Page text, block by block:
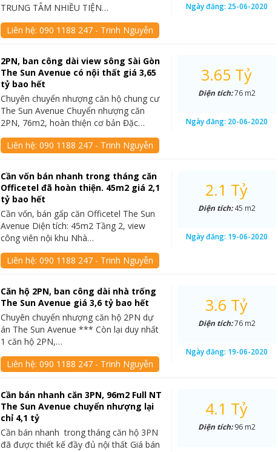
TRUNG TÂM NHIỀU TIỆN…
Liên hệ:090 1188 247 - Trinh Nguyễn
Ngày đăng: 25-06-2020
2PN, ban công dài view sông Sài Gòn
The Sun Avenue có nội thất giá 3,65
tỷ bao hết
Chuyên chuyển nhượng căn hộ chung cư
The Sun Avenue Chuyển nhượng căn
2PN, 76m2, hoàn thiện cơ bản Đặc…
Liên hệ:090 1188 247 - Trinh Nguyễn
3.65 Tỷ
Diện tích:76 m2
Ngày đăng: 20-06-2020
Cần vốn bán nhanh trong tháng căn
Officetel đã hoàn thiện. 45m2 giá 2,1
tỷ bao hết
Cần vốn, bán gấp căn Officetel The Sun
Avenue Diện tích: 45m2 Tầng 2, view
công viên nội khu Nhà…
Liên hệ:090 1188 247 - Trinh Nguyễn
2.1 Tỷ
Diện tích:45 m2
Ngày đăng: 19-06-2020
Căn hộ 2PN, ban công dài nhà trống
The Sun Avenue giá 3,6 tỷ bao hết
Chuyên chuyển nhượng căn hộ 2PN dự
án The Sun Avenue *** Còn lại duy nhất
1 căn hộ 2PN,…
Liên hệ:090 1188 247 - Trinh Nguyễn
3.6 Tỷ
Diện tích:76 m2
Ngày đăng: 19-06-2020
Cần bán nhanh căn 3PN, 96m2 Full NT
The Sun Avenue chuyển nhượng lại
chỉ 4,1 tỷ
Cần bán nhanh trong tháng căn hộ 3PN
đã được thiết kế đầy đủ nội thất Giá bán
4.1 Tỷ
Diện tích:96 m2